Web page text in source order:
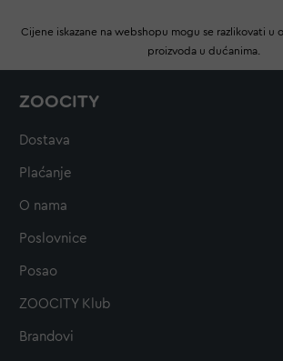
Cijene iskazane na webshopu mogu se razlikovati u
proizvoda u dućanima.
ZOOCITY
Dostava
Plaćanje
O nama
Poslovnice
Posao
ZOOCITY Klub
Brandovi